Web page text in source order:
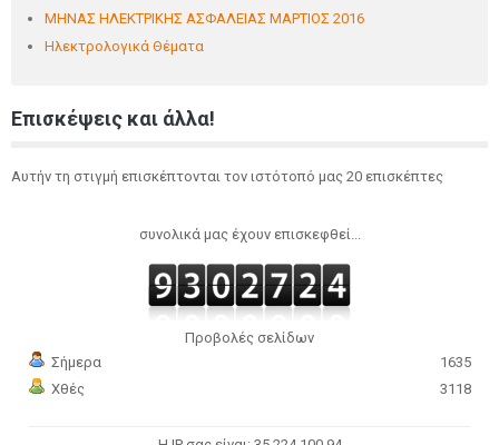
ΜΗΝΑΣ ΗΛΕΚΤΡΙΚΗΣ ΑΣΦΑΛΕΙΑΣ ΜΑΡΤΙΟΣ 2016
Ηλεκτρολογικά Θέματα
Επισκέψεις και άλλα!
Αυτήν τη στιγμή επισκέπτονται τον ιστότοπό μας 20 επισκέπτες
συνολικά μας έχουν επισκεφθεί...
Προβολές σελίδων
Σήμερα
Χθές
1635
3118